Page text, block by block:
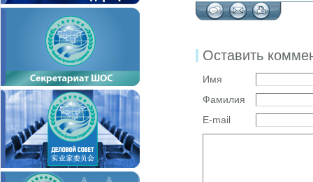
Оставить
Имя
Фамилия
E-mail